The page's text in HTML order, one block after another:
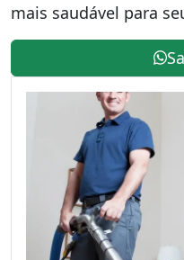
mais saudável para